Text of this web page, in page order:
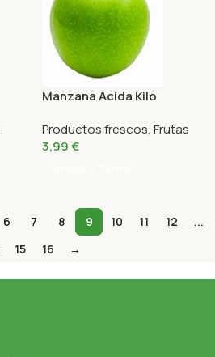
Manzana Acida Kilo
Productos frescos, Frutas
3,99€
6 7 8 9 10 11 12
...
15 16 →